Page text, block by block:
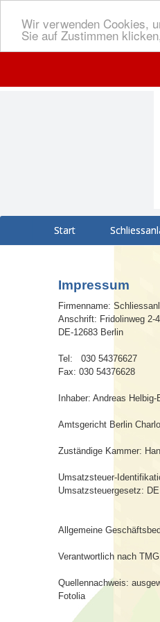
Wir verwenden Cookies,
Sie auf Zustimmen
Start
Impressum
Firmenname:
Anschrift: Fridolinweg 2-4,
DE-12683 Berlin
Tel: 030 54376627
Fax: 030 54376628
Inhaber: Andreas Helbig-
Amtsgericht Berlin
Zuständige Kammer:
Umsatzsteuer-
Umsatzsteuergesetz:
Allgemeine
Verantwortlich nach
Quellennachweis:
Fotolia